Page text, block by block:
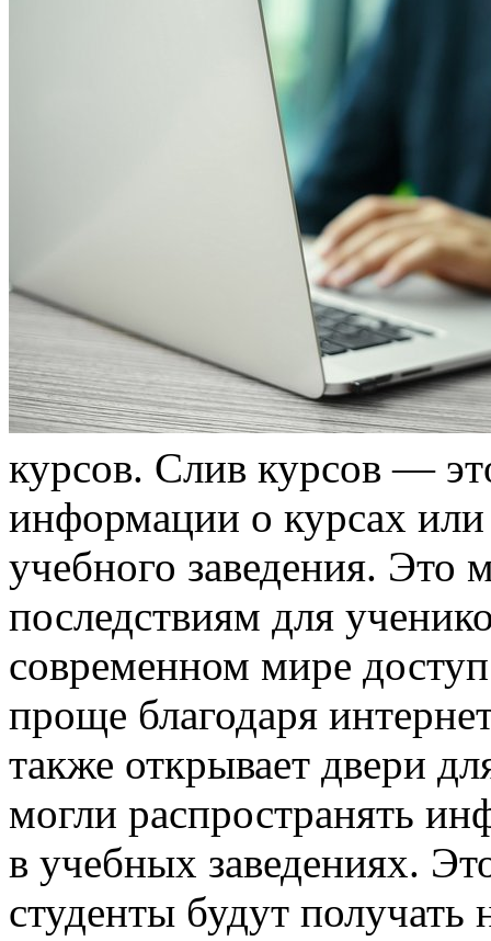
курсoв. Слив курсoв —
информации о курсах или
учебного заведения. Это
последствиям для
современном мире
проще благодаря
также открывает двери
могли распространять
в учебных заведениях.
студенты будут